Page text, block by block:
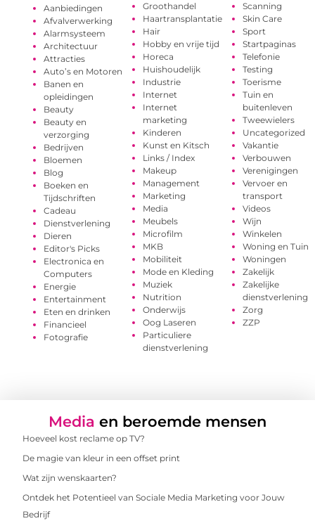
Aanbiedingen
Afvalverwerking
Alarmsysteem
Architectuur
Attracties
Auto’s en Motoren
Banen en
opleidingen
Beauty
Beauty en
verzorging
Bedrijven
Bloemen
Blog
Boeken en
Tijdschriften
Cadeau
Dienstverlening
Dieren
Editor's Picks
Electronica en
Computers
Energie
Entertainment
Eten en drinken
Financieel
Fotografie
Groothandel
Haartransplantatie
Hair
Hobby en vrije tijd
Horeca
Huishoudelijk
Industrie
Internet
Internet
marketing
Kinderen
Kunst en Kitsch
Links / Index
Makeup
Management
Marketing
Media
Meubels
Microfilm
MKB
Mobiliteit
Mode en Kleding
Muziek
Nutrition
Onderwijs
Oog Laseren
Particuliere
dienstverlening
Scanning
Skin Care
Sport
Startpaginas
Telefonie
Testing
Toerisme
Tuin en
buitenleven
Tweewielers
Uncategorized
Vakantie
Verbouwen
Verenigingen
Vervoer en
transport
Videos
Wijn
Winkelen
Woning en Tuin
Woningen
Zakelijk
Zakelijke
dienstverlening
Zorg
ZZP
Media en beroemde mensen
Hoeveel kost reclame op TV?
De magie van kleur in een offset print
Wat zijn wenskaarten?
Ontdek het Potentieel van Sociale Media Marketing voor Jouw
Bedrijf